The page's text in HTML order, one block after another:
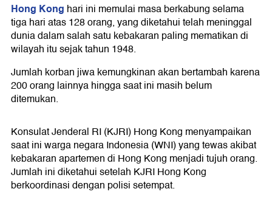
Hong Kong hari ini memulai masa berkabung selama
tiga hari atas 128 orang, yang diketahui telah meninggal
dunia dalam salah satu kebakaran paling mematikan di
wilayah itu sejak tahun 1948.
Jumlah korban jiwa kemungkinan akan bertambah karena
200 orang lainnya hingga saat ini masih belum
ditemukan.
Konsulat Jenderal RI (KJRI) Hong Kong menyampaikan
saat ini warga negara Indonesia (WNI) yang tewas akibat
kebakaran apartemen di Hong Kong menjadi tujuh orang.
Jumlah ini diketahui setelah KJRI Hong Kong
berkoordinasi dengan polisi setempat.